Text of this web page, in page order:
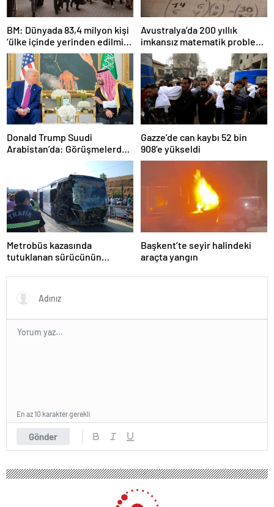
BM: Dünyada 83,4 milyon kişi
‘ülke içinde yerinden edilmiş’
olarak yaşıyor
Avustralya’da 200 yıllık
imkansız matematik problemi
çözüldü
Donald Trump Suudi
Arabistan’da: Görüşmelerde
Gazze’de can kaybı 52 bin
908’e yükseldi
Metrobüs kazasında
tutuklanan sürücünün
Başkent’te seyir halindeki
araçta yangın
Gönder
En az 10 karakter gerekli